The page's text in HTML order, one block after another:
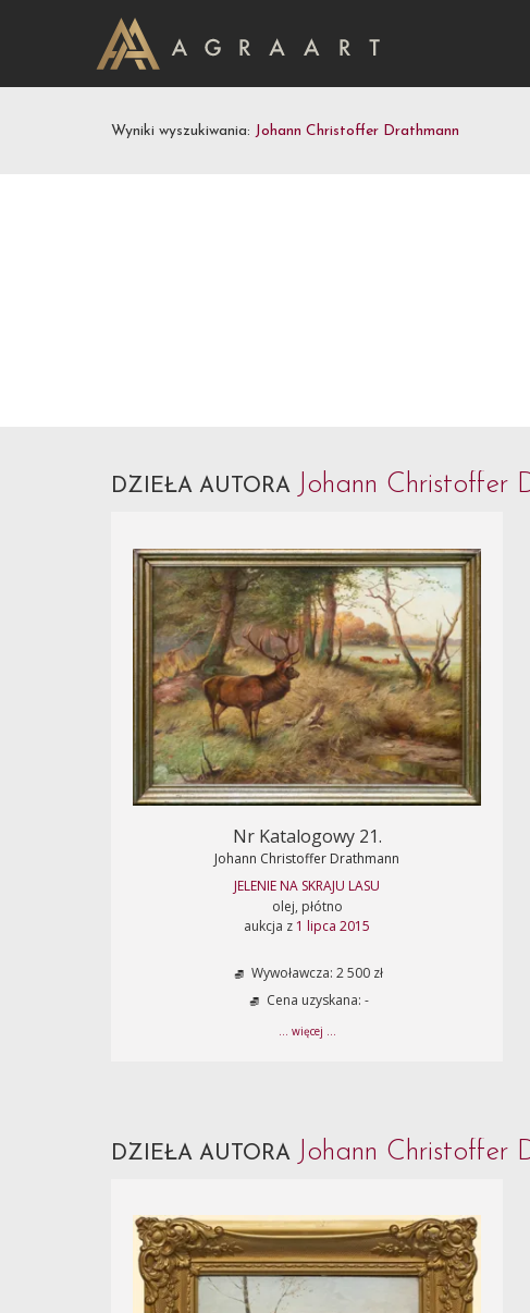
Wyniki wyszukiwania: Johann Christoffer Drathmann
DZIEŁA AUTORA Johann Christoffer
Nr Katalogowy 21.
Johann Christoffer Drathmann
JELENIE NA SKRAJU LASU
olej, płótno
aukcja z 1 lipca 2015
Wywoławcza: 2 500 zł
Cena uzyskana: -
... więcej ...
DZIEŁA AUTORA Johann Christoffer